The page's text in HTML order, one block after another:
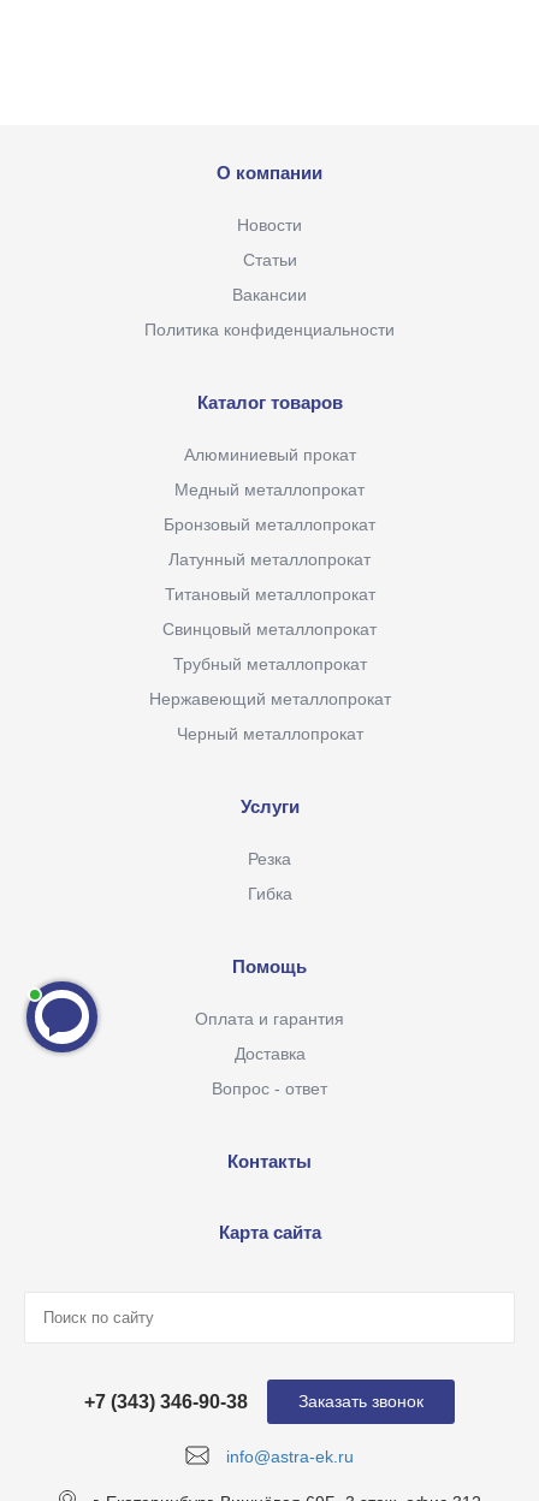
О компании
Новости
Статьи
Вакансии
Политика конфиденциальности
Каталог товаров
Алюминиевый прокат
Медный металлопрокат
Бронзовый металлопрокат
Латунный металлопрокат
Титановый металлопрокат
Свинцовый металлопрокат
Трубный металлопрокат
Нержавеющий металлопрокат
Черный металлопрокат
Услуги
Резка
Гибка
Помощь
Оплата и гарантия
Доставка
Вопрос - ответ
Контакты
Карта сайта
info@astra-ek.ru
+7 (343) 346-90-38 Заказать звонок